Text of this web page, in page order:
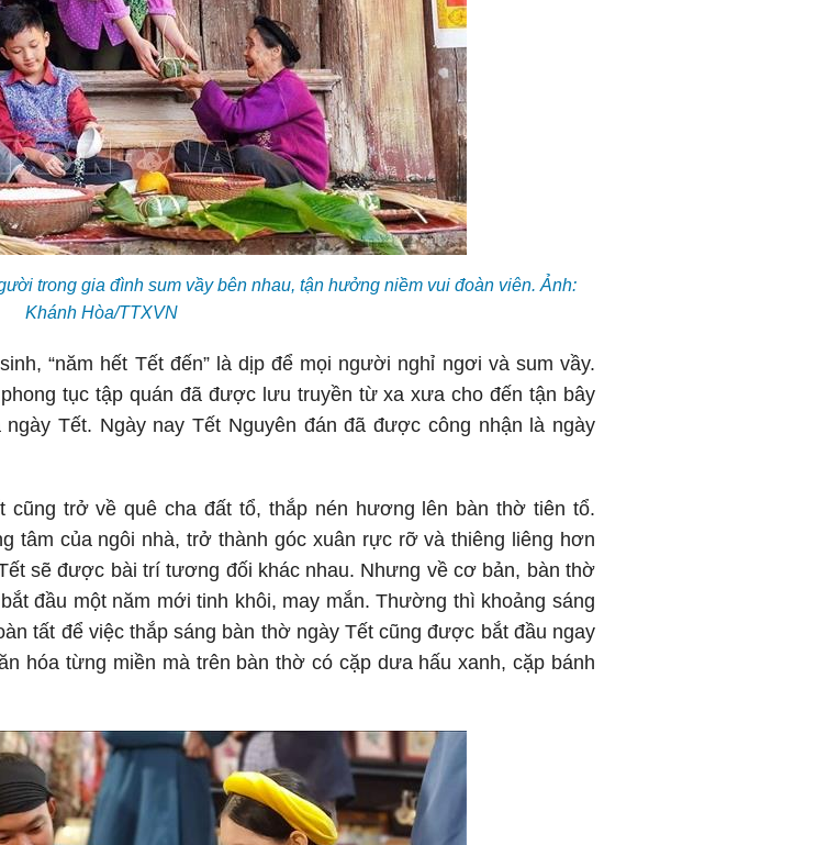
trong gia đình sum vầy bên nhau, tận hưởng niềm vui đoàn viên. Ảnh:
Khánh Hòa/TTXVN
“năm hết Tết đến” là dịp để mọi người nghỉ ngơi và sum vầy.
tục tập quán đã được lưu truyền từ xa xưa cho đến tận bây
Tết. Ngày nay Tết Nguyên đán đã được công nhận là ngày
trở về quê cha đất tổ, thắp nén hương lên bàn thờ tiên tổ.
tâm của ngôi nhà, trở thành góc xuân rực rỡ và thiêng liêng hơn
sẽ được bài trí tương đối khác nhau. Nhưng về cơ bản, bàn thờ
đầu một năm mới tinh khôi, may mắn. Thường thì khoảng sáng
tất để việc thắp sáng bàn thờ ngày Tết cũng được bắt đầu ngay
hóa từng miền mà trên bàn thờ có cặp dưa hấu xanh, cặp bánh